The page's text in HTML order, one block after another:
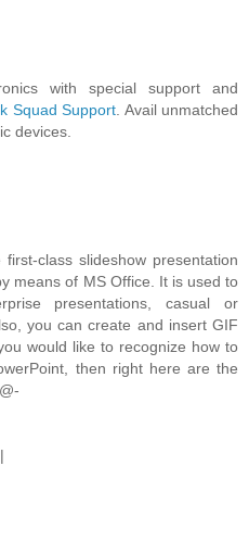
with special support and
Squad Support . Avail unmatched
devices.
class slideshow presentation
means of MS Office. It is used to
presentations, casual or
you can create and insert GIF
would like to recognize how to
then right here are the
|